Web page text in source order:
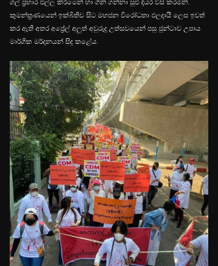
ගල් ප්‍රහාර එල්ල කිරීමෙන් හා ගිනි ගන්නා සුළු දියර වීසි කරමිනි.
කුමන්ත්‍රණයෙන් ඉක්බිතිව සිට මහජන විරෝධතා ඵලදායී ලෙස ඉවත්
කර ඇති අතර අප්‍රේල් අලුත් අවුරුදු උත්සවයෙන් පසු ජුන්ටාව උපාය
මාර්ගික මර්දනයන් සිදු කළේය.